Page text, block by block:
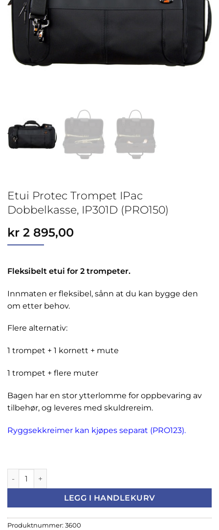
Etui Protec Trompet IPac
Dobbelkasse, IP301D (PRO150)
kr 2 895,00
Fleksibelt etui for 2 trompeter.
Innmaten er fleksibel, sånn at du kan bygge den
om etter behov.
Flere alternativ:
1 trompet + 1 kornett + mute
1 trompet + flere muter
Bagen har en stor ytterlomme for oppbevaring av
tilbehør, og leveres med skuldrereim.
Ryggsekkreimer kan kjøpes separat (PRO123).
Etui Protec Trompet IPac Dobbelkasse, IP301D (PRO150)
LEGG I HANDLEKURV
Produktnummer: 3600